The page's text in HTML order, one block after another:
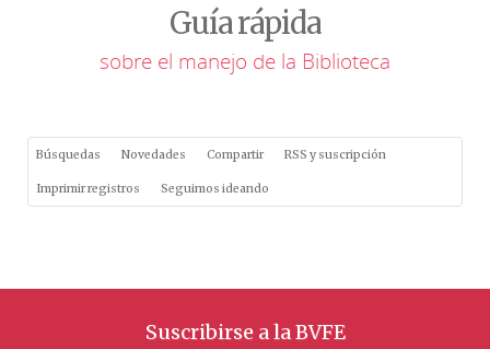
Guía rápida
sobre el manejo de la Biblioteca
Búsquedas Novedades Compartir RSS y suscripción
Imprimir registros Seguimos ideando
Suscribirse a la BVFE